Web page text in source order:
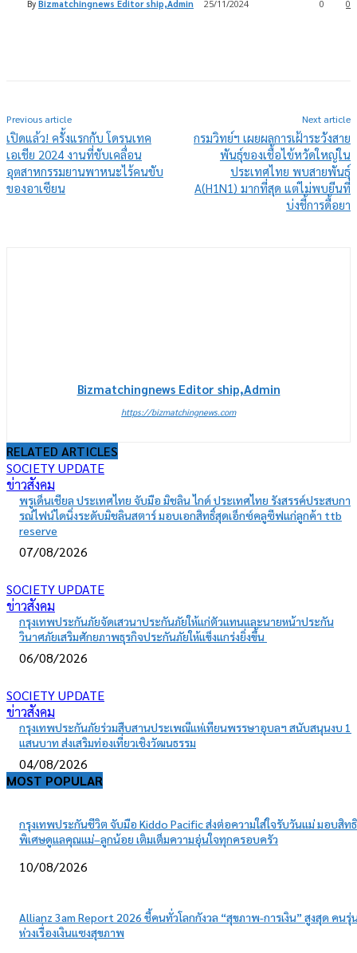
By Bizmatchingnews Editor ship,Admin 25/11/2024 0
0
Previous article
เปิดแล้ว! ครั้งแรกกับ โดรนเทค
เอเชีย 2024 งานที่ขับเคลื่อน
อุตสาหกรรมยานพาหนะไร้คนขับ
ของอาเซียน
Next article
กรมวิทย์ฯ เผยผลการเฝ้าระวังสาย
พันธุ์ของเชื้อไข้หวัดใหญ่ใน
ประเทศไทย พบสายพันธุ์
A(H1N1) มากที่สุด แต่ไม่พบยีนที่
บ่งชี้การดื้อยา
Bizmatchingnews Editor ship,Admin
https://bizmatchingnews.com
RELATED ARTICLES
SOCIETY UPDATE
ข่าวสังคม
พรูเด็นเชียล ประเทศไทย จับมือ มิชลิน ไกด์ ประเทศไทย รังสรรค์ประสบกา
รณ์ไฟน์ไดนิ่งระดับมิชลินสตาร์ มอบเอกสิทธิ์สุดเอ็กซ์คลูซีฟแก่ลูกค้า ttb
reserve
07/08/2026
SOCIETY UPDATE
ข่าวสังคม
กรุงเทพประกันภัยจัดเสวนาประกันภัยให้แก่ตัวแทนและนายหน้าประกัน
วินาศภัยเสริมศักยภาพธุรกิจประกันภัยให้แข็งแกร่งยิ่งขึ้น
06/08/2026
SOCIETY UPDATE
ข่าวสังคม
กรุงเทพประกันภัยร่วมสืบสานประเพณีแห่เทียนพรรษาอุบลฯ สนับสนุนงบ 1
แสนบาท ส่งเสริมท่องเที่ยวเชิงวัฒนธรรม
04/08/2026
MOST POPULAR
กรุงเทพประกันชีวิต จับมือ Kiddo Pacific ส่งต่อความใส่ใจรับวันแม่ มอบสิทธิ
พิเศษดูแลคุณแม่–ลูกน้อย เติมเต็มความอุ่นใจทุกครอบครัว
10/08/2026
Allianz 3am Report 2026 ชี้คนทั่วโลกกังวล “สุขภาพ-การเงิน” สูงสุด คนรุ่
ห่วงเรื่องเงินแซงสุขภาพ